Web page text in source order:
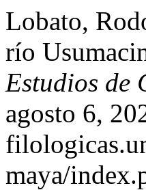
Lobato,
río
Estudios de
agosto 6,
maya/